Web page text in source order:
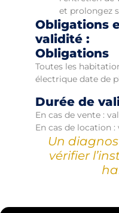
et prolongez
Obligations
validité :
Obligations
Toutes les
électrique date de
Durée de
En cas de vente :
En cas de location :
Un
vérifier